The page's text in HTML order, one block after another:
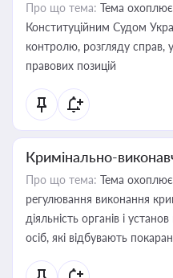
Про що тема: Тема
Конституційним Судом
контролю, розгляду справ,
правових позицій
Кримінально-
Про що тема: Тема охоплює
регулювання виконання
діяльність органів і
осіб, які відбувають